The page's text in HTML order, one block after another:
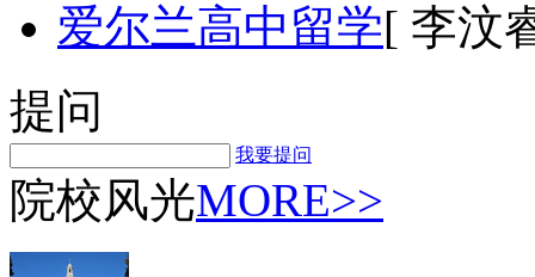
爱尔兰高中留学[ 李汶
提问
我要提问
院校风光MORE>>